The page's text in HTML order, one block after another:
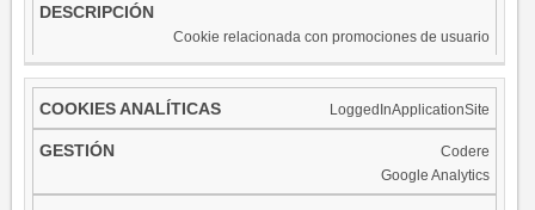
Cookie relacionada con promociones de usuario
LoggedInApplicationSite
Codere
Google Analytics